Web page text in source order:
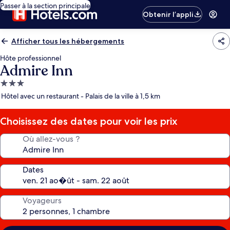
Passer à la section principale
Obtenir l’appli
Afficher tous les hébergements
Hôte professionnel
Admire Inn
Hébergement
3.0 étoiles
Hôtel avec un restaurant - Palais de la ville à 1,5 km
Choisissez des dates pour voir les prix
Où allez-vous ?
Dates
Voyageurs